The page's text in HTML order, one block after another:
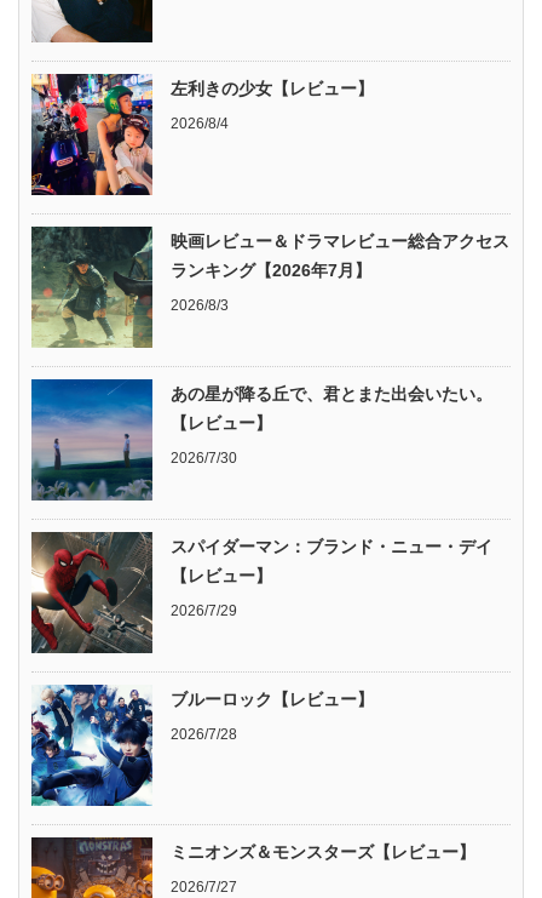
左利きの少女【レビュー】
2026/8/4
映画レビュー＆ドラマレビュー総合アクセス
ランキング【2026年7月】
2026/8/3
あの星が降る丘で、君とまた出会いたい。
【レビュー】
2026/7/30
スパイダーマン：ブランド・ニュー・デイ
【レビュー】
2026/7/29
ブルーロック【レビュー】
2026/7/28
ミニオンズ＆モンスターズ【レビュー】
2026/7/27